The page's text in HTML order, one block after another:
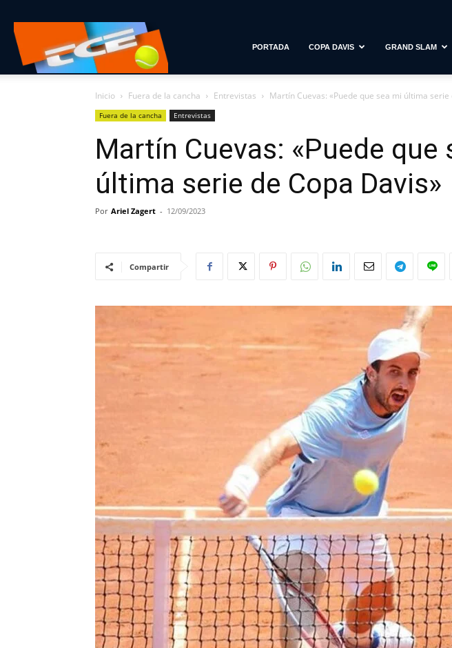
con
Estilo
PORTADA COPA DAVIS GRAND SLAM
Inicio Fuera de la cancha Entrevistas Martín Cuevas: «Puede que sea mi última serie
Fuera de la cancha Entrevistas
Martín Cuevas: «Puede que
última serie de Copa Davis»
Por Ariel Zagert - 12/09/2023
Compartir